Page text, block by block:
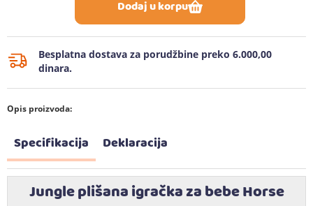
Dodaj u korpu
Besplatna dostava za porudžbine preko 6.000,00
dinara.
Opis proizvoda:
Specifikacija Deklaracija
Jungle plišana igračka za bebe Horse